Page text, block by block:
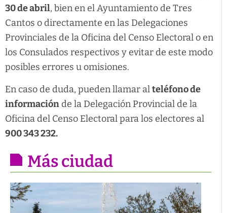
30 de abril, bien en el Ayuntamiento de Tres
Cantos o directamente en las Delegaciones
Provinciales de la Oficina del Censo Electoral o en
los Consulados respectivos y evitar de este modo
posibles errores u omisiones.
En caso de duda, pueden llamar alteléfono de
información de la Delegación Provincial de la
Oficina del Censo Electoral para los electores al
900 343 232.
Más ciudad